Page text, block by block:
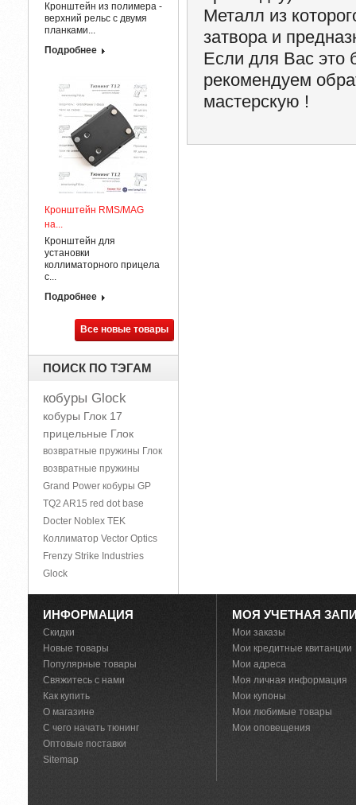
Кронштейн из полимера -
верхний рельс с двумя
планками...
Подробнее
Кронштейн RMS/MAG
на...
Кронштейн для
установки
коллиматорного прицела
с...
Подробнее
Все новые товары
ПОИСК ПО ТЭГАМ
кобуры Glock
кобуры Глок 17
прицельные Глок
возвратные пружины Глок
возвратные пружины
Grand Power кобуры GP
TQ2 AR15 red dot base
Docter Noblex TEK
Коллиматор Vector Optics
Frenzy Strike Industries
Glock
Металл из
затвора и
Если для Вас это
рекомендуем
мастерскую !
ИНФОРМАЦИЯ
Скидки
Новые товары
Популярные товары
Свяжитесь с нами
Как купить
О магазине
С чего начать тюнинг
Оптовые поставки
Sitemap
МОЯ УЧЕТНАЯ
Мои заказы
Мои кредитные квитанции
Мои адреса
Моя личная информация
Мои купоны
Мои любимые товары
Мои оповещения